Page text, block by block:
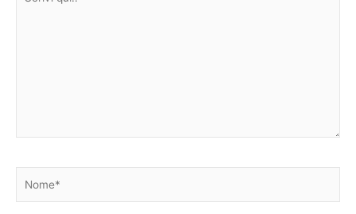
Nome*